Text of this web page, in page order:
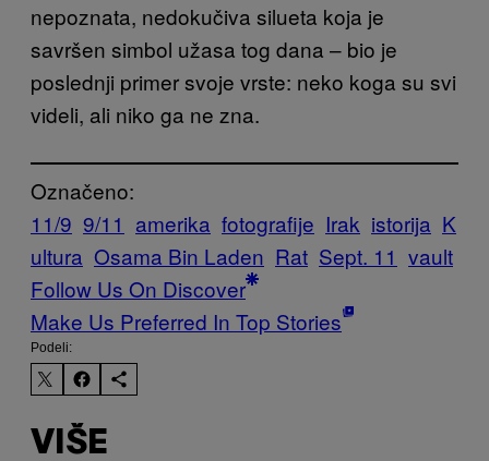
nepoznata, nedokučiva silueta koja je
savršen simbol užasa tog dana – bio je
poslednji primer svoje vrste: neko koga su svi
videli, ali niko ga ne zna.
Označeno:
11/9 9/11 amerika fotografije Irak istorija K
ultura Osama Bin Laden Rat Sept. 11 vault
Follow Us On Discover
Make Us Preferred In Top Stories
Podeli:
VIŠE